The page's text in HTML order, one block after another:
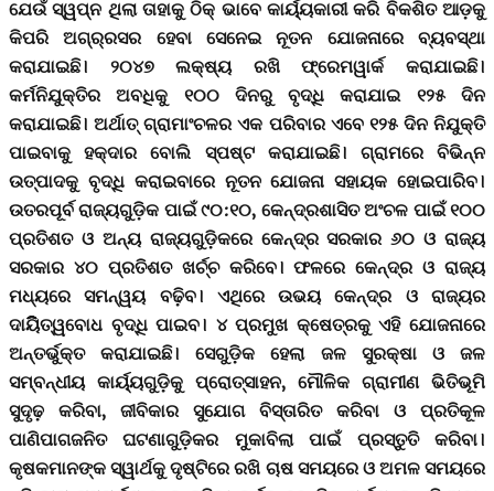
ଯେଉଁ ସ୍ୱପ୍ନ ଥିଲା ତାହାକୁ ଠିକ୍ ଭାବେ କାର୍ୟ୍ୟକାରୀ କରି ବିକଶିତ ଆଡ଼କୁ
କିପରି ଅଗ୍ର୍ରସର ହେବା ସେନେଇ ନୂତନ ଯୋଜନାରେ ବ୍ୟବସ୍ଥା
କରାଯାଇଛି। ୨୦୪୭ ଲକ୍ଷ୍ୟ ରଖି ଫ୍ରେମୱାର୍କ କରାଯାଇଛି।
କର୍ମନିଯୁକ୍ତିର ଅବଧିକୁ ୧୦୦ ଦିନରୁ ବୃଦ୍ଧି କରାଯାଇ ୧୨୫ ଦିନ
କରାଯାଇଛି। ଅର୍ଥାତ୍ ଗ୍ରାମାଂଚଳର ଏକ ପରିବାର ଏବେ ୧୨୫ ଦିନ ନିଯୁକ୍ତି
ପାଇବାକୁ ହକ୍‌ଦାର ବୋଲି ସ୍ପଷ୍ଟ କରାଯାଇଛି। ଗ୍ରାମରେ ବିଭିନ୍ନ
ଉତ୍ପାଦକୁ ବୃଦ୍ଧି କରାଇବାରେ ନୂତନ ଯୋଜନା ସହାୟକ ହୋଇପାରିବ।
ଉତରପୂର୍ବ ରାଜ୍ୟଗୁଡ଼ିକ ପାଇଁ ୯୦:୧୦, କେନ୍ଦ୍ରଶାସିତ ଅଂଚଳ ପାଇଁ ୧୦୦
ପ୍ରତିଶତ ଓ ଅନ୍ୟ ରାଜ୍ୟଗୁଡ଼ିକରେ କେନ୍ଦ୍ର ସରକାର ୬୦ ଓ ରାଜ୍ୟ
ସରକାର ୪୦ ପ୍ରତିଶତ ଖର୍ଚ୍ଚ କରିବେ। ଫଳରେ କେନ୍ଦ୍ର ଓ ରାଜ୍ୟ
ମଧ୍ୟରେ ସମନ୍ୱୟ ବଢ଼ିବ। ଏଥିରେ ଉଭୟ କେନ୍ଦ୍ର ଓ ରାଜ୍ୟର
ଦାୟିିିିିତ୍ୱବୋଧ ବୃଦ୍ଧି ପାଇବ। ୪ ପ୍ରମୁଖ କ୍ଷେତ୍ରକୁ ଏହି ଯୋଜନାରେ
ଅନ୍ତର୍ଭୁକ୍ତ କରାଯାଇଛି। ସେଗୁଡ଼ିକ ହେଲା ଜଳ ସୁରକ୍ଷା ଓ ଜଳ
ସମ୍ବନ୍ଧୀୟ କାର୍ୟ୍ୟଗୁଡ଼ିକୁ ପ୍ରୋତ୍ସାହନ, ମୌଳିକ ଗ୍ରାମୀଣ ଭିତିଭୂମି
ସୁଦୃଢ଼ କରିବା, ଜୀବିକାର ସୁଯୋଗ ବିସ୍ତାରିତ କରିବା ଓ ପ୍ରତିକୂଳ
ପାଣିପାଗଜନିତ ଘଟଣାଗୁଡ଼ିକର ମୁକାବିଲା ପାଇଁ ପ୍ରସ୍ତୁତି କରିବା।
କୃଷକମାନଙ୍କ ସ୍ୱାର୍ଥକୁ ଦୃଷ୍ଟିରେ ରଖି ଚାଷ ସମୟରେ ଓ ଅମଳ ସମୟରେ